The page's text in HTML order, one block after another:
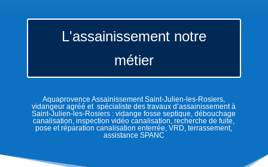
L'assainissement notre
métier
Aquaprovence Assainissement Saint-Julien-les-Rosiers,
vidangeur agréé et spécialiste des travaux d’assainissement à
Saint-Julien-les-Rosiers : vidange fosse septique, débouchage
canalisation, inspection vidéo canalisation, recherche de fuite,
pose et réparation canalisation enterrée, VRD, terrassement,
assistance SPANC